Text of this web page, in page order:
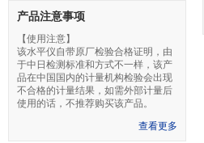
产品注意事项
【使用注意】
该水平仪自带原厂检验合格证明，由
于中日检测标准和方式不一样，该产
品在中国国内的计量机构检验会出现
不合格的计量结果，如需外部计量后
使用的话，不推荐购买该产品。
・本体是上等的(FC250)铸铁经完全
查看更多